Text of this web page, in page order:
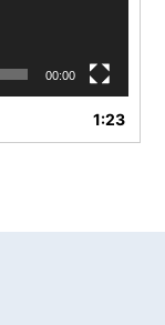
00:00
1:23